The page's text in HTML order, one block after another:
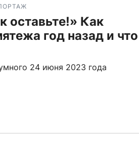
оставьте!» Как
год назад и что
24 июня 2023 года